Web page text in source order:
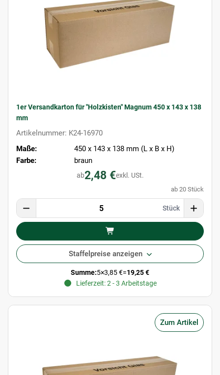
1er Versandkarton für "Holzkisten" Magnum 450 x 143 x 138
mm
Artikelnummer: K24-16970
Maße:
450 x 143 x 138 mm (L x B x H)
Farbe:
braun
ab2,48 €exkl. USt.
ab 20 Stück
Stück
Staffelpreise anzeigen
Summe:5×3,85 €=19,25 €
Lieferzeit: 2 - 3 Arbeitstage
Zum Artikel